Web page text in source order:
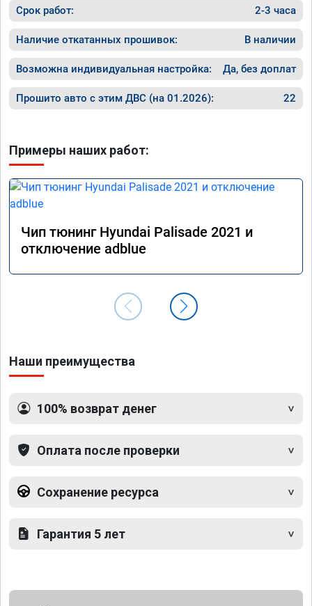
В
пути!
Срок работ: 2-3 часа
Наличие откатанных прошивок: В наличии
Возможна индивидуальная настройка: Да, без доплат
Прошито авто с этим ДВС (на 01.2026): 22
Примеры наших работ:
Чип тюнинг Hyundai Palisade 2021 и
отключение adblue
Наши преимущества
100% возврат денег
Оплата после проверки
Сохранение ресурса
Гарантия 5 лет